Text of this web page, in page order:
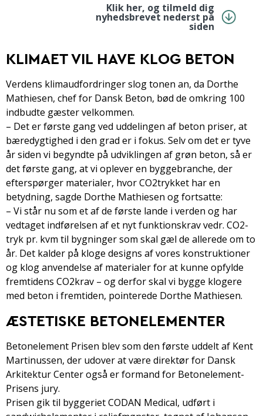
Klik her, og tilmeld dig
nyhedsbrevet nederst på
siden
KLIMAET VIL HAVE KLOG BETON
Verdens klimaudfordringer slog tonen an, da Dorthe
Mathiesen, chef for Dansk Beton, bød de omkring 100
indbudte gæster velkommen.
– Det er første gang ved uddelingen af beton­ priser, at
bæredygtighed i den grad er i fokus. Selv­ om det er tyve
år siden vi begyndte på udviklingen af grøn beton, så er
det første gang, at vi oplever en byggebranche, der
efterspørger materialer, hvor CO2­trykket har en
betydning, sagde Dorthe Mathiesen og fortsatte:
– Vi står nu som et af de første lande i verden og har
vedtaget indførelsen af et nyt funktionskrav vedr. CO2­
tryk pr. kvm til bygninger som skal gæl­ de allerede om to
år. Det kalder på kloge designs af vores konstruktioner
og klog anvendelse af materialer for at kunne opfylde
fremtidens CO2­krav – og derfor skal vi bygge klogere
med beton i fremtiden, pointerede Dorthe Mathiesen.
ÆSTETISKE BETONELEMENTER
Betonelement Prisen blev som den første uddelt af Kent
Martinussen, der udover at være direktør for Dansk
Arkitektur Center også er formand for Betonelement­
Prisens jury.
Prisen gik til byggeriet CODAN Medical, udført i